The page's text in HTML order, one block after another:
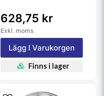
628,75 kr
Exkl. moms
Lägg I Varukorgen
Finns i lager